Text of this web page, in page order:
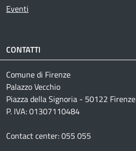
Eventi
CONTATTI
Comune di Firenze
Palazzo Vecchio
Piazza della Signoria - 50122 Firenze
P. IVA: 01307110484
Contact center: 055 055